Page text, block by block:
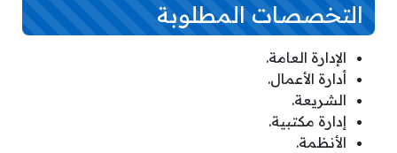
التخصصات المطلوبة
الإدارة العامة.
أدارة الأعمال.
الشريعة.
إدارة مكتبية.
الأنظمة.